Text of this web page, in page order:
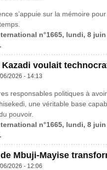
s’appuie sur la mémoire
n°1665, lundi, 8
Kazadi voulait
2026 - 14:13
responsables politiques à
une véritable base
pouvoir.
n°1665, lundi, 8
Mbuji-Mayise
2026 - 12:06